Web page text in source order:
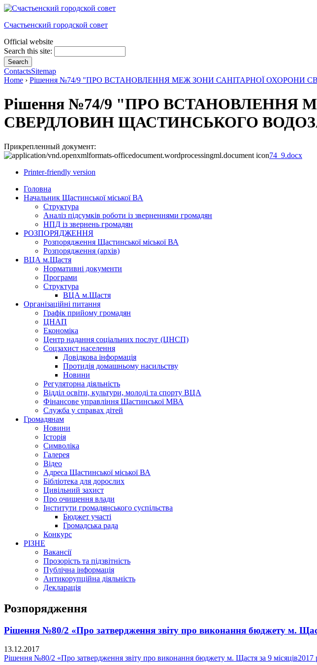
Счастьенский городской совет
Official website
Search this site:
ContactsSitemap
Home › Рішення №74/9 "ПРО ВСТАНОВЛЕННЯ МЕЖ ЗОНИ САНІТАРНОЇ ОХОРОНИ
Рішення №74/9 "ПРО ВСТАНОВЛЕННЯ
СВЕРДЛОВИН ЩАСТИНСЬКОГО
Прикрепленный документ:
74_9.docx
Printer-friendly version
Головна
Начальник Щастинської міської ВА
Структура
Аналіз підсумків роботи із зверненнями громадян
НПД із звернень громадян
РОЗПОРЯДЖЕННЯ
Розпорядження Щастинської міської ВА
Розпорядження (архів)
ВЦА м.Щастя
Нормативні документи
Програми
Структура
ВЦА м.Щастя
Організаційні питання
Графік прийому громадян
ЦНАП
Економіка
Центр надання соціальних послуг (ЦНСП)
Соцзахист населення
Довідкова інформація
Протидія домашньому насильству
Новини
Регуляторна діяльність
Відділ освіти, культури, молоді та спорту ВЦА
Фінансове управління Щастинської МВА
Служба у справах дітей
Громадянам
Новини
Історія
Символіка
Галерея
Відео
Адреса Щастинської міської ВА
Бібліотека для дорослих
Цивільний захист
Про очищення влади
Інститути громадянського суспільства
Бюджет участі
Громадська рада
Конкурс
РІЗНЕ
Вакансії
Прозорість та підзвітність
Публічна інформація
Антикорупційна діяльність
Декларація
Розпорядження
Рішення №80/2 «Про затвердження звіту про виконання бюджету м.
13.12.2017
Рішення №80/2 «Про затвердження звіту про виконання бюджету м. Щастя за 9 місяців2017